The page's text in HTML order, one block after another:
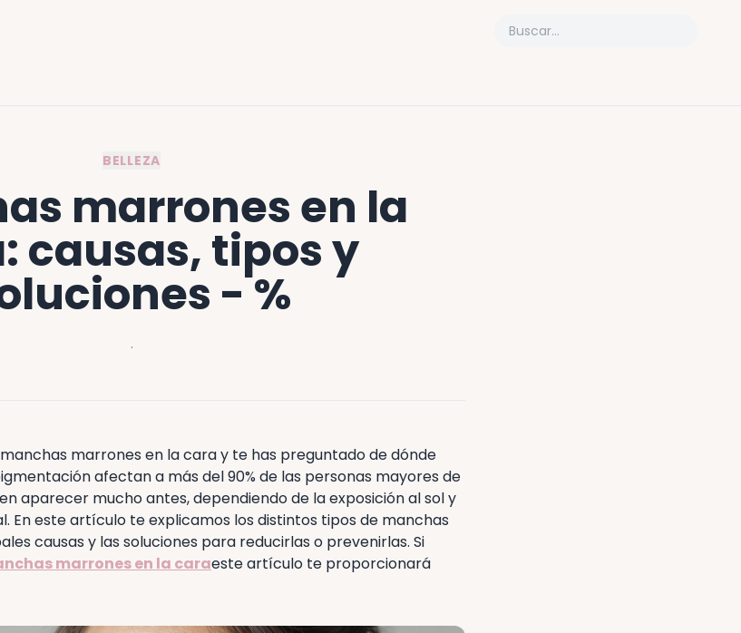
BELLEZA
marrones en la
causas, tipos y
- %
·
marrones en la cara y te has preguntado de dónde
afectan a más del 90% de las personas mayores de
aparecer mucho antes, dependiendo de la exposición al sol y
En este artículo te explicamos los distintos tipos de manchas
causas y las soluciones para reducirlas o prevenirlas. Si
marrones en la caraeste artículo te proporcionará